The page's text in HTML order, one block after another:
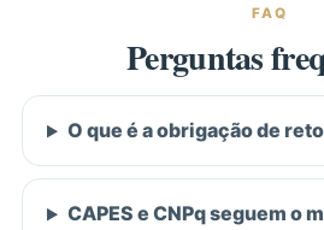
FAQ
Perguntas
O que é a obrigação de
CAPES e CNPq seguem o